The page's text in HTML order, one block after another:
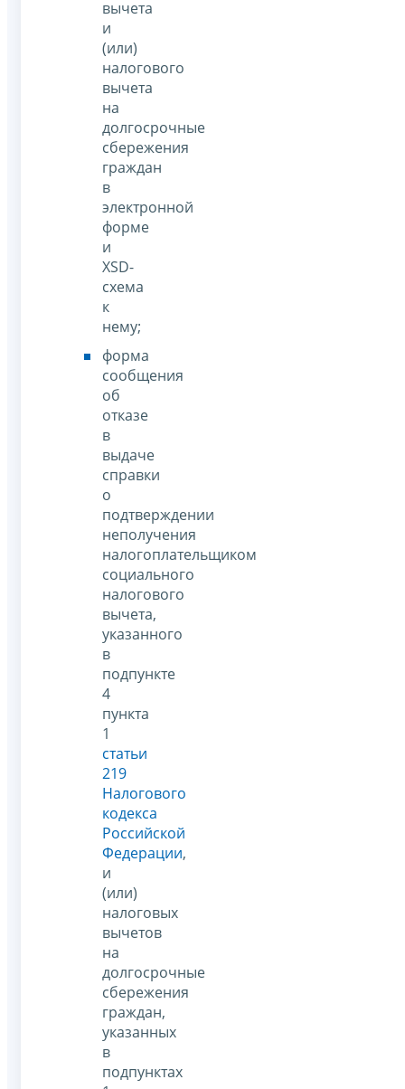
вычета
и
(или)
налогового
вычета
на
долгосрочные
сбережения
граждан
в
электронной
форме
и
XSD-
схема
к
нему;
форма
сообщения
об
отказе
в
выдаче
справки
о
подтверждении
неполучения
налогоплательщиком
социального
налогового
вычета,
указанного
в
подпункте
4
пункта
1
статьи
219
Налогового
кодекса
Российской
Федерации,
и
(или)
налоговых
вычетов
на
долгосрочные
сбережения
граждан,
указанных
в
подпунктах